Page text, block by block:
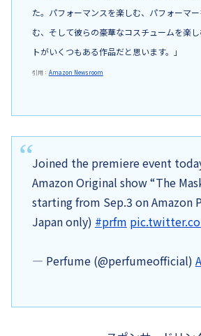
た。パフォーマンスを楽しむ、パフォーマ
む、そして彼らの豪華なコスチュームを楽
トがいくつもある作品だと思います。」
引用： Amazon Newsroom
Joined the premiere event
Amazon Original show “The
starting from Sep.3 on Amazon
Japan only) #prfm
— Perfume (@perfumeofficial)